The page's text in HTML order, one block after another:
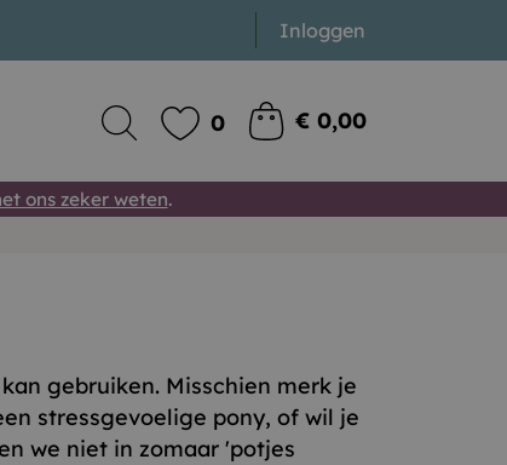
Inloggen
0 € 0,00
ons zeker weten.
gebruiken. Misschien merk je
stressgevoelige pony, of wil je
we niet in zomaar 'potjes